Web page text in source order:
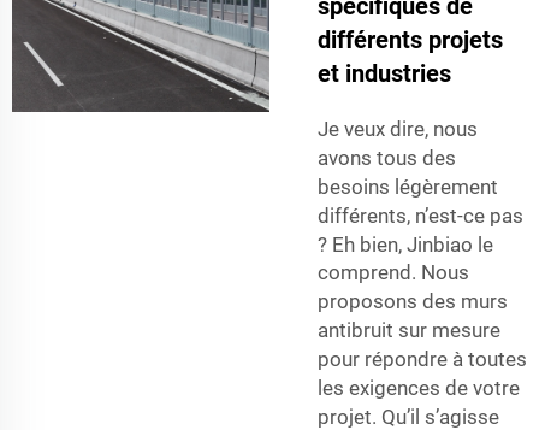
spécifiques de
différents projets
et industries
Je veux dire, nous
avons tous des
besoins légèrement
différents, n’est-ce pas
? Eh bien, Jinbiao le
comprend. Nous
proposons des murs
antibruit sur mesure
pour répondre à toutes
les exigences de votre
projet. Qu’il s’agisse